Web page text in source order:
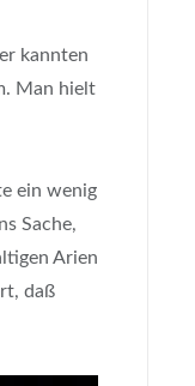
kannten
Man hielt
ein wenig
Sache,
Arien
daß